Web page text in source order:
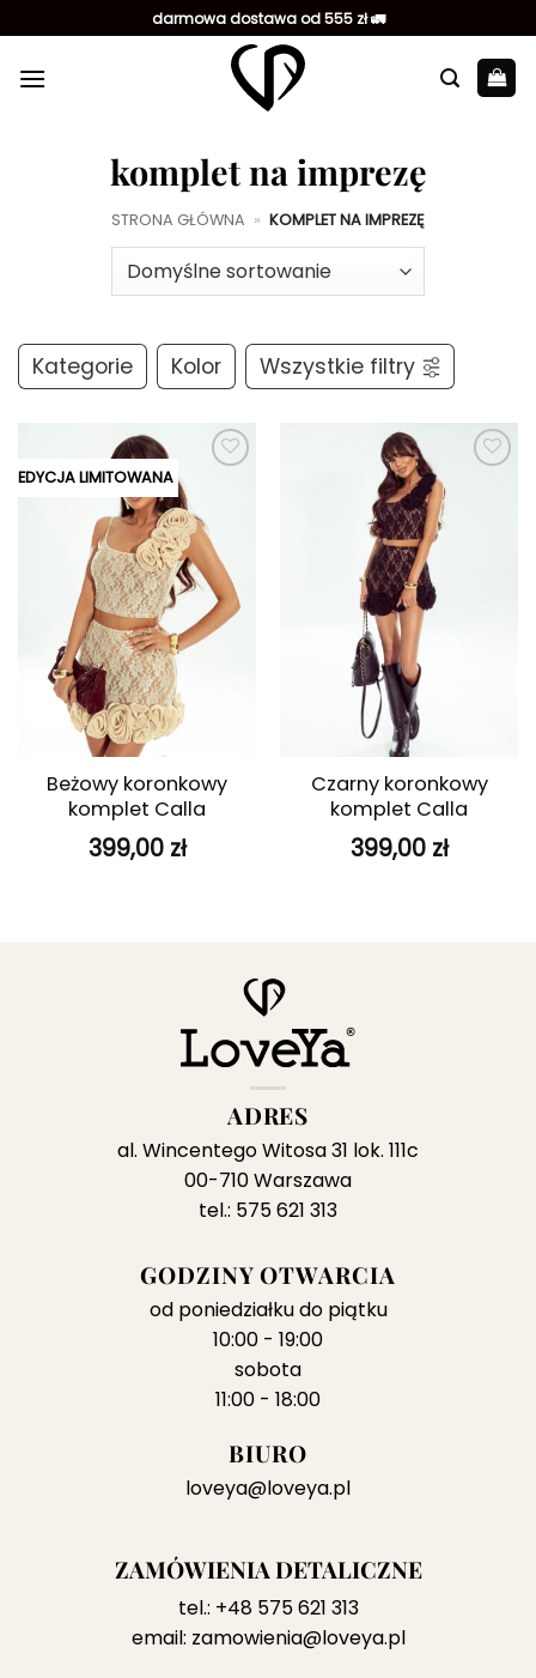
do
zawartości
darmowa dostawa od 555 zł 🚛
komplet na imprezę
STRONA GŁÓWNA » KOMPLET NA IMPREZĘ
Kategorie Kolor Wszystkie filtry
EDYCJA LIMITOWANA Dodaj do
ulubionych
Beżowy koronkowy
komplet Calla
399,00 zł
Dodaj do
ulubionych
Czarny koronkowy
komplet Calla
399,00 zł
ADRES
al. Wincentego Witosa 31 lok. 111c
00-710 Warszawa
tel.: 575 621 313
GODZINY OTWARCIA
od poniedziałku do piątku
10:00 - 19:00
sobota
11:00 - 18:00
BIURO
loveya@loveya.pl
ZAMÓWIENIA DETALICZNE
tel.: +48 575 621 313
email: zamowienia@loveya.pl